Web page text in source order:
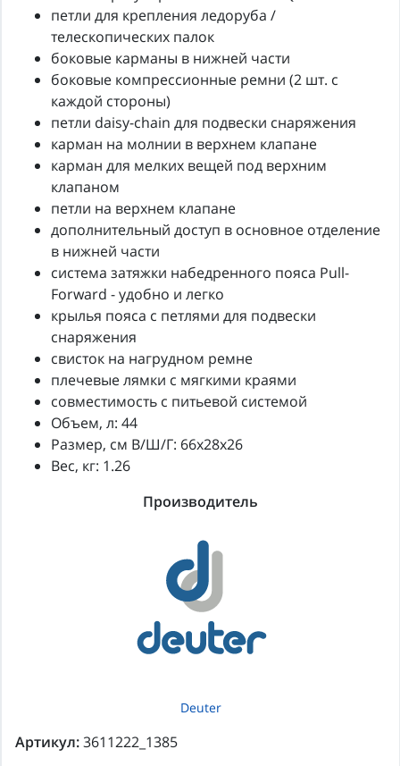
петли для крепления ледоруба /
телескопических палок
боковые карманы в нижней части
боковые компрессионные ремни (2 шт. с
каждой стороны)
петли daisy-chain для подвески снаряжения
карман на молнии в верхнем клапане
карман для мелких вещей под верхним
клапаном
петли на верхнем клапане
дополнительный доступ в основное отделение
в нижней части
система затяжки набедренного пояса Pull-
Forward - удобно и легко
крылья пояса с петлями для подвески
снаряжения
свисток на нагрудном ремне
плечевые лямки с мягкими краями
совместимость с питьевой системой
Объем, л: 44
Размер, см В/Ш/Г: 66x28x26
Вес, кг: 1.26
Производитель
Deuter
Артикул:3611222_1385